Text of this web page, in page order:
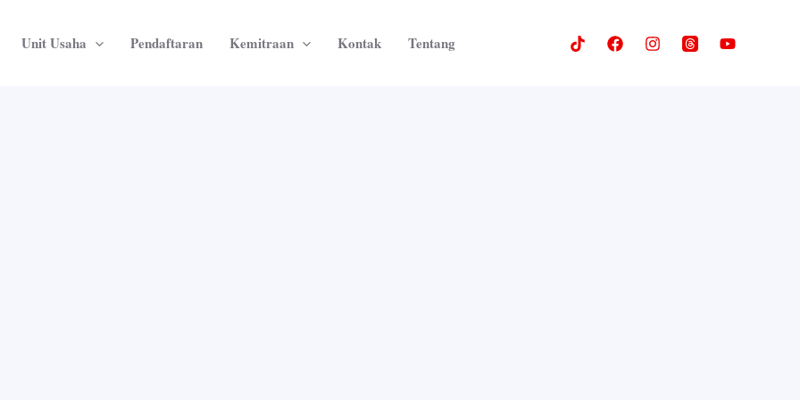
Unit Usaha Pendaftaran Kemitraan Kontak Tentang